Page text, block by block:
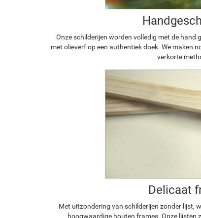
Onze schilderijen worden volledig met de
met olieverf op een authentiek doek. We maken
verkorte
Delicaat
Met uitzondering van schilderijen zonder lijst,
hoogwaardige houten frames. Onze lijsten